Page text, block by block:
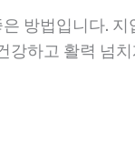
방법입니다.
강하고 활력 넘